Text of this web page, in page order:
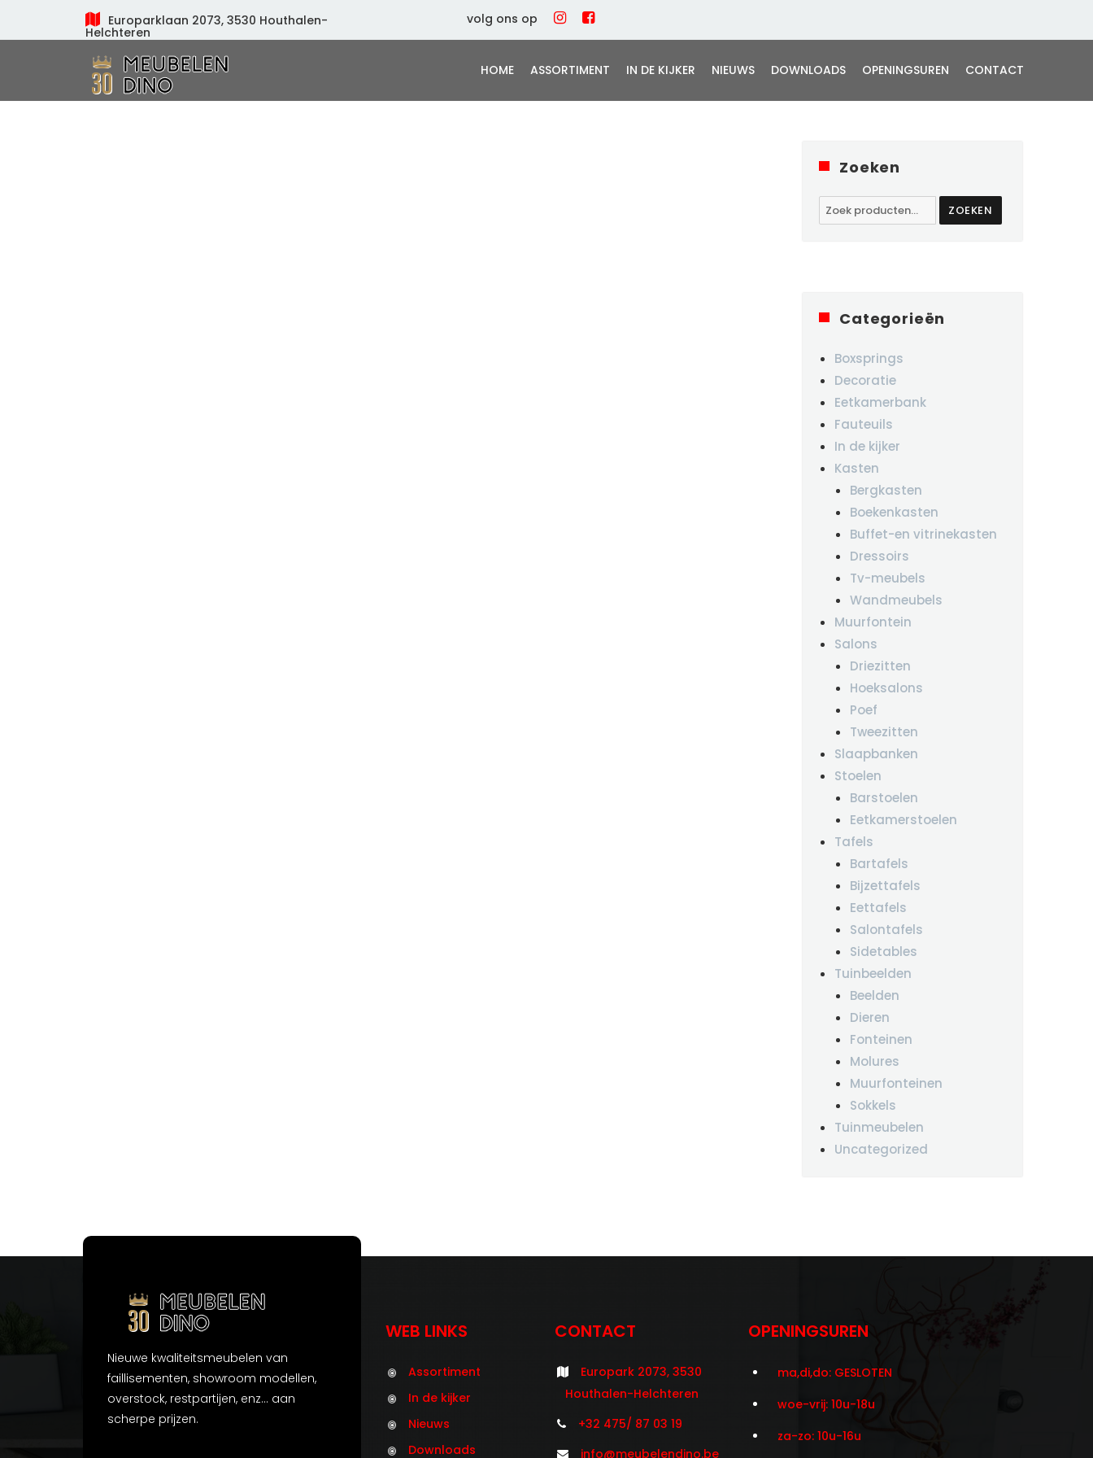
Europarklaan 2073, 3530 Houthalen-
Helchteren
volg ons op
HOME ASSORTIMENT IN DE KIJKER NIEUWS DOWNLOADS OPENINGSUREN CONTACT
Zoeken
Zoeken
naar:
ZOEKEN
Categorieën
Boxsprings
Decoratie
Eetkamerbank
Fauteuils
In de kijker
Kasten
Bergkasten
Boekenkasten
Buffet-en vitrinekasten
Dressoirs
Tv-meubels
Wandmeubels
Muurfontein
Salons
Driezitten
Hoeksalons
Poef
Tweezitten
Slaapbanken
Stoelen
Barstoelen
Eetkamerstoelen
Tafels
Bartafels
Bijzettafels
Eettafels
Salontafels
Sidetables
Tuinbeelden
Beelden
Dieren
Fonteinen
Molures
Muurfonteinen
Sokkels
Tuinmeubelen
Uncategorized
Nieuwe kwaliteitsmeubelen van
faillisementen, showroom modellen,
overstock, restpartijen, enz... aan
scherpe prijzen.
WEB LINKS
Assortiment
In de kijker
Nieuws
Downloads
CONTACT
Europark 2073, 3530
Houthalen-Helchteren
+32 475/ 87 03 19
info@meubelendino.be
OPENINGSUREN
ma,di,do: GESLOTEN
woe-vrij: 10u-18u
za-zo: 10u-16u